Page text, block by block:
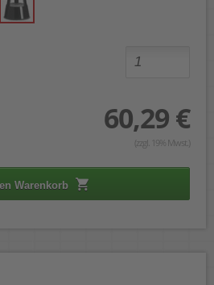
60,29 €
(zzgl. 19% Mwst.)
Warenkorb